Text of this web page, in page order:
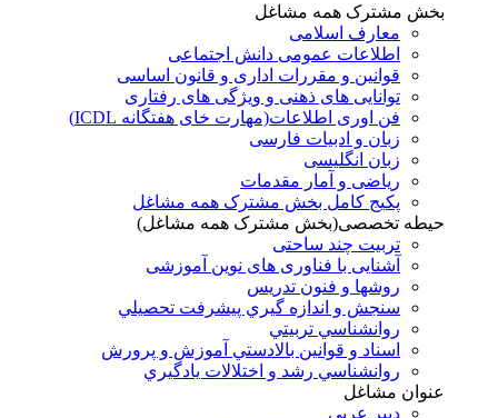
بخش مشترک همه مشاغل
معارف اسلامی
اطلاعات عمومی دانش اجتماعی
قوانین و مقررات اداری و قانون اساسی
توانایی های ذهنی و ویژگی های رفتاری
فن اوری اطلاعات(مهارت خای هفتگانه ICDL)
زبان و ادبیات فارسی
زبان انگلیسی
ریاضی و آمار مقدمات
پکیج کامل بخش مشترک همه مشاغل
حیطه تخصصی(بخش مشترک همه مشاغل)
تربیت چند ساحتی
آشنایی با فناوری های نوین آموزشی
روشها و فنون تدريس
سنجش و اندازه گيري پيشرفت تحصيلي
روانشناسي تربيتي
اسناد و قوانين بالادستي آموزش و پرورش
روانشناسي رشد و اختلالات يادگيري
عنوان مشاغل
دبير عربی